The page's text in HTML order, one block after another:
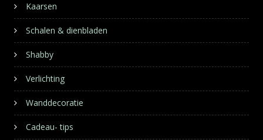
Kaarsen
Schalen & dienbladen
Shabby
Verlichting
Wanddecoratie
Cadeau- tips